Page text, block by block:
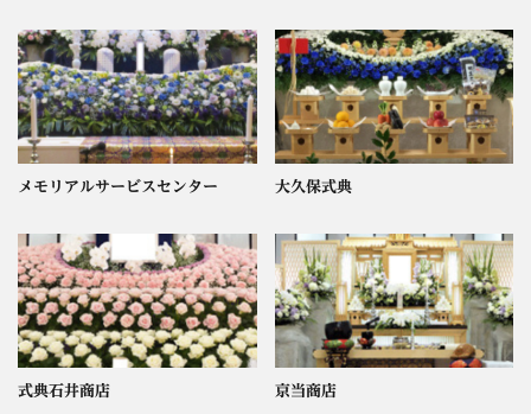
メモリアルサービスセンター 大久保式典
式典石井商店 京当商店